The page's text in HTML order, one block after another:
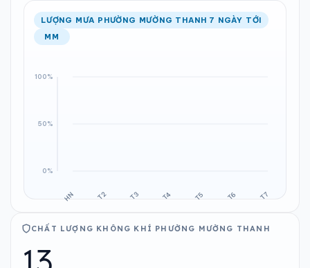
LƯỢNG MƯA PHƯỜNG MƯỜNG THANH 7 NGÀY TỚI
MM
CHẤT LƯỢNG KHÔNG KHÍ PHƯỜNG MƯỜNG THANH